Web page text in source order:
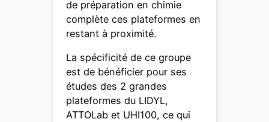
de préparation en chimie
complète ces plateformes en
restant à proximité.
La spécificité de ce groupe
est de bénéficier pour ses
études des 2 grandes
plateformes du LIDYL,
ATTOLab et UHI100, ce qui